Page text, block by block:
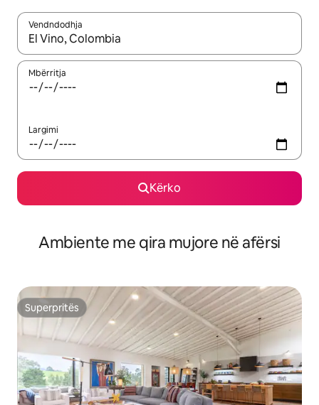
Vendndodhja
Kur rezultatet të jenë të disponueshme, lëviz me butonat e
Mbërritja
Largimi
Kërko
Ambiente me qira mujore në afërsi
Superpritës
Superpritës